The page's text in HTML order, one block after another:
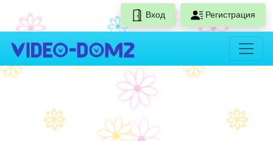
Вход Регистрация